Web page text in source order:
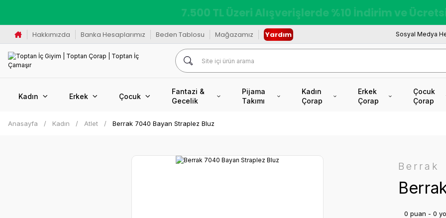
Kredi Kartına Vade Farksız +6 Taksit
Hakkımızda Banka Hesaplarımız Beden Tablosu Mağazamız Yardım Sosyal Medya
Kadın Erkek Çocuk
Fantazi &
Gecelik
Pijama
Takımı
Kadın
Çorap
Erkek
Çorap
Çocuk
Çorap
Anasayfa Kadın Atlet Berrak 7040 Bayan Straplez Bluz
Berrak
0 puan - 0